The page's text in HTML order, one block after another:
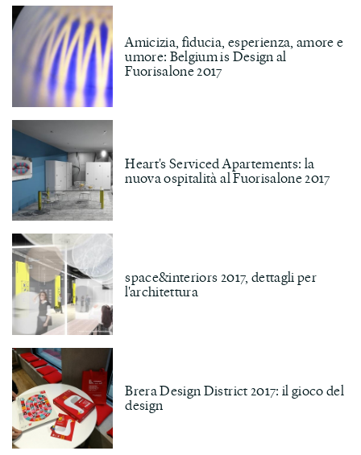
Amicizia, fiducia, esperienza, amore e
umore: Belgium is Design al
Fuorisalone 2017
Heart's Serviced Apartements: la
nuova ospitalità al Fuorisalone 2017
space&interiors 2017, dettagli per
l'architettura
Brera Design District 2017: il gioco del
design